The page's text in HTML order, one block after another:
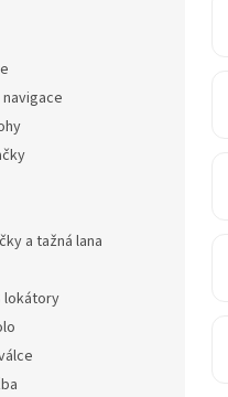
a tažná lana
lokátory